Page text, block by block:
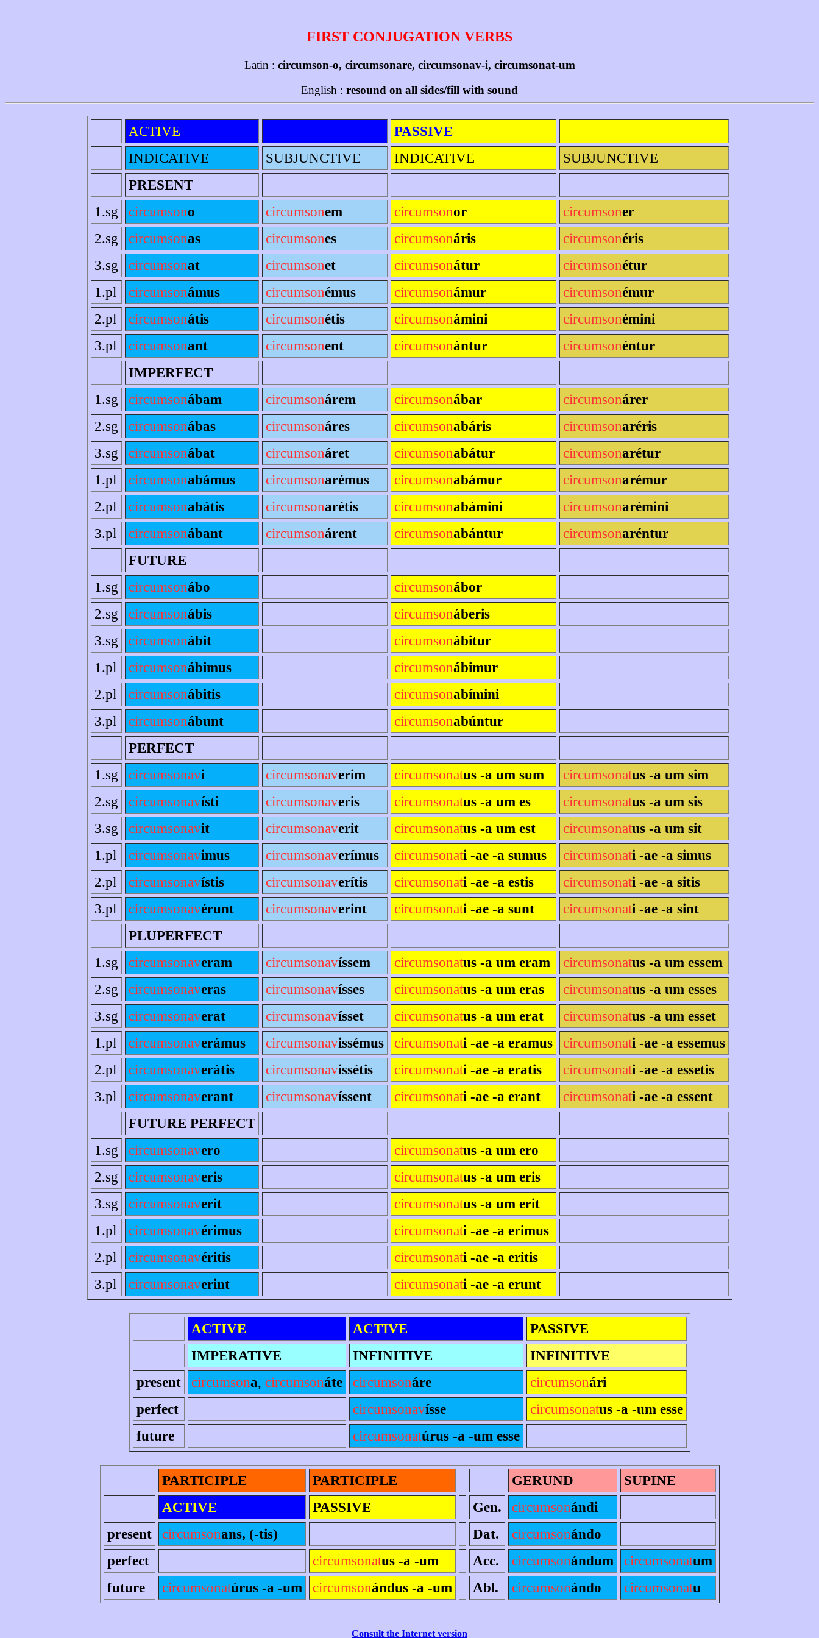
FIRST CONJUGATION VERBS
Latin : circumson-o, circumsonare, circumsonav-i, circumsonat-um
English : resound on all sides/fill with sound
ACTIVE
PASSIVE
INDICATIVE
SUBJUNCTIVE INDICATIVE
SUBJUNCTIVE
PRESENT
1.sg
circumsono circumsonem circumsonor circumsoner
2.sg
circumsonas circumsones circumsonáris circumsonéris
3.sg
circumsonat circumsonet circumsonátur circumsonétur
1.pl
circumsonámus circumsonémus circumsonámur circumsonémur
2.pl
circumsonátis circumsonétis circumsonámini circumsonémini
3.pl
circumsonant circumsonent circumsonántur circumsonéntur
IMPERFECT
1.sg
circumsonábam circumsonárem circumsonábar circumsonárer
2.sg
circumsonábas circumsonáres circumsonabáris circumsonaréris
3.sg
circumsonábat circumsonáret circumsonabátur circumsonarétur
1.pl
circumsonabámus circumsonarémus circumsonabámur circumsonarémur
2.pl
circumsonabátis circumsonarétis circumsonabámini circumsonarémini
3.pl
circumsonábant circumsonárent circumsonabántur circumsonaréntur
FUTURE
1.sg
circumsonábo circumsonábor
2.sg
circumsonábis circumsonáberis
3.sg
circumsonábit circumsonábitur
1.pl
circumsonábimus circumsonábimur
2.pl
circumsonábitis circumsonabímini
3.pl
circumsonábunt circumsonabúntur
PERFECT
1.sg
circumsonavi circumsonaverim circumsonatus -a um sum circumsonatus -a um sim
2.sg
circumsonavísti circumsonaveris circumsonatus -a um es circumsonatus -a um sis
3.sg
circumsonavit circumsonaverit circumsonatus -a um est circumsonatus -a um sit
1.pl
circumsonavimus circumsonaverímus circumsonati -ae -a sumus circumsonati -ae -a simus
2.pl
circumsonavístis circumsonaverítis circumsonati -ae -a estis circumsonati -ae -a sitis
3.pl
circumsonavérunt circumsonaverint circumsonati -ae -a sunt circumsonati -ae -a sint
PLUPERFECT
1.sg
circumsonaveram circumsonavíssem circumsonatus -a um eram circumsonatus -a um essem
2.sg
circumsonaveras circumsonavísses circumsonatus -a um eras circumsonatus -a um esses
3.sg
circumsonaverat circumsonavísset circumsonatus -a um erat circumsonatus -a um esset
1.pl
circumsonaverámus circumsonavissémus circumsonati -ae -a eramus circumsonati -ae -a essemus
2.pl
circumsonaverátis circumsonavissétis circumsonati -ae -a eratis circumsonati -ae -a essetis
3.pl
circumsonaverant circumsonavíssent circumsonati -ae -a erant circumsonati -ae -a essent
FUTURE PERFECT
1.sg
circumsonavero circumsonatus -a um ero
2.sg
circumsonaveris circumsonatus -a um eris
3.sg
circumsonaverit circumsonatus -a um erit
1.pl
circumsonavérimus circumsonati -ae -a erimus
2.pl
circumsonavéritis circumsonati -ae -a eritis
3.pl
circumsonaverint circumsonati -ae -a erunt
ACTIVE ACTIVE
PASSIVE
IMPERATIVE
INFINITIVE
INFINITIVE
present
circumsona, circumsonáte circumsonáre circumsonári
perfect
circumsonavísse circumsonatus -a -um esse
future
circumsonatúrus -a -um esse
PARTICIPLE PARTICIPLE GERUND
SUPINE
ACTIVE
PASSIVE Gen. circumsonándi
present
circumsonans, (-tis) Dat. circumsonándo
perfect
circumsonatus -a -um Acc. circumsonándum circumsonatum
future
circumsonatúrus -a -um circumsonándus -a -um Abl. circumsonándo circumsonatu
Consult the Internet version